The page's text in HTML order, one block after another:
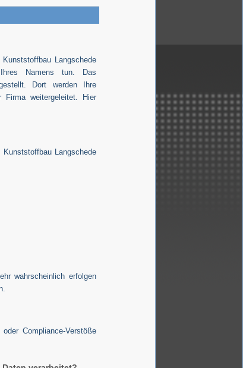
Langschede
Namens tun. Das
Dort werden Ihre
Firma weitergeleitet. Hier
Langschede
wahrscheinlich erfolgen
Compliance-Verstöße